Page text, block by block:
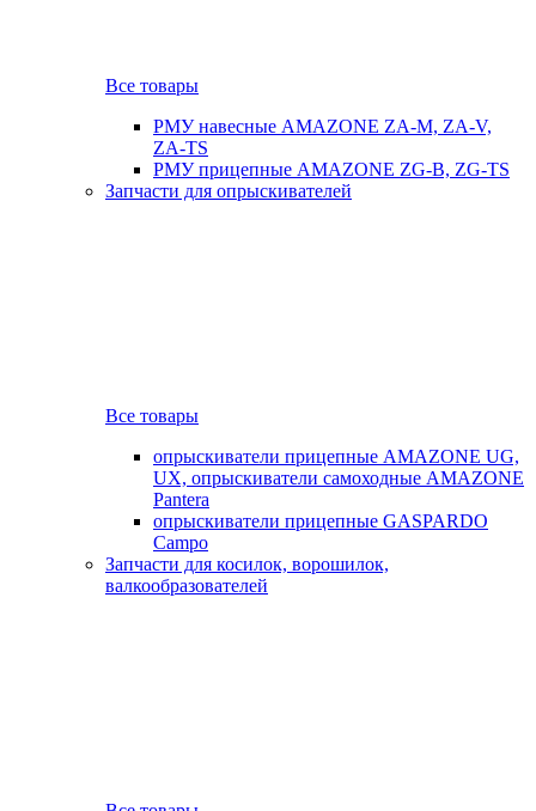
Все товары
РМУ навесные AMAZONE ZA-M, ZA-V,
ZA-TS
РМУ прицепные AMAZONE ZG-B, ZG-TS
Запчасти для опрыскивателей
Все товары
опрыскиватели прицепные AMAZONE UG,
UX, опрыскиватели самоходные AMAZONE
Pantera
опрыскиватели прицепные GASPARDO
Campo
Запчасти для косилок, ворошилок,
валкообразователей